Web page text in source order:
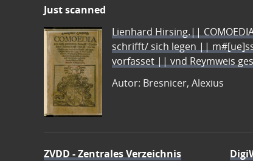
Just scanned
Lienhard Hirsing.||
schrifft/ sich legen ||
vorfasset || vnd Reymweis
Autor: Bresnicer, Alexius
ZVDD - Zentrales Verzeichnis